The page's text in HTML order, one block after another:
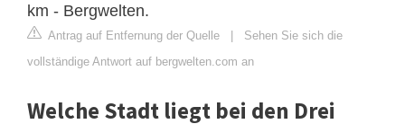
km - Bergwelten.
Antrag auf Entfernung der Quelle | Sehen Sie sich die
vollständige Antwort auf bergwelten.com an
Welche Stadt liegt bei den Drei